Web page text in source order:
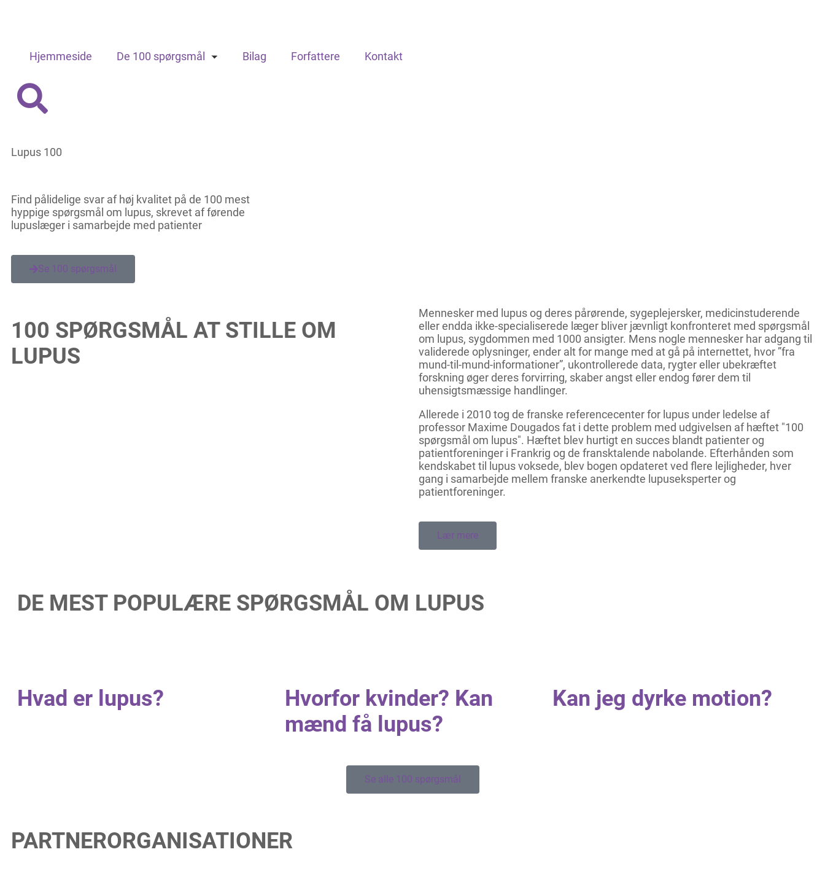
Hjemmeside De 100 spørgsmål Bilag Forfattere Kontakt
Lupus 100
Find pålidelige svar af høj kvalitet på de 100 mest
hyppige spørgsmål om lupus, skrevet af førende
lupuslæger i samarbejde med patienter
Se 100 spørgsmål
100 SPØRGSMÅL AT STILLE OM
LUPUS
Mennesker med lupus og deres pårørende, sygeplejersker, medicinstuderende
eller endda ikke-specialiserede læger bliver jævnligt konfronteret med spørgsmål
om lupus, sygdommen med 1000 ansigter. Mens nogle mennesker har adgang til
validerede oplysninger, ender alt for mange med at gå på internettet, hvor ”fra
mund-til-mund-informationer”, ukontrollerede data, rygter eller ubekræftet
forskning øger deres forvirring, skaber angst eller endog fører dem til
uhensigtsmæssige handlinger.
Allerede i 2010 tog de franske referencecenter for lupus under ledelse af
professor Maxime Dougados fat i dette problem med udgivelsen af hæftet "100
spørgsmål om lupus". Hæftet blev hurtigt en succes blandt patienter og
patientforeninger i Frankrig og de fransktalende nabolande. Efterhånden som
kendskabet til lupus voksede, blev bogen opdateret ved flere lejligheder, hver
gang i samarbejde mellem franske anerkendte lupuseksperter og
patientforeninger.
Lær mere
DE MEST POPULÆRE SPØRGSMÅL OM LUPUS
Hvad er lupus?
Hvorfor kvinder? Kan
mænd få lupus?
Kan jeg dyrke motion?
Se alle 100 spørgsmål
PARTNERORGANISATIONER